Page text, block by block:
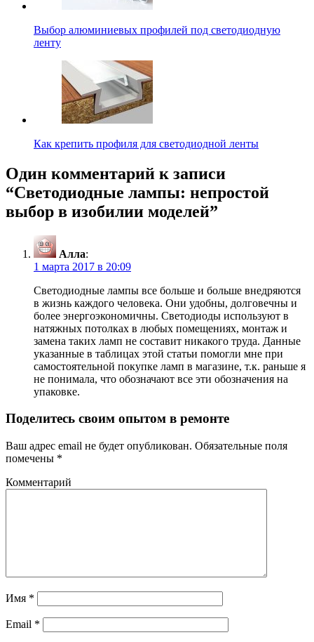
Выбор алюминиевых профилей под светодиодную
ленту
Как крепить профиля для светодиодной ленты
Один комментарий к записи
“Светодиодные лампы: непростой
выбор в изобилии моделей”
Алла:
1 марта 2017 в 20:09
Светодиодные лампы все больше и больше внедряются
в жизнь каждого человека. Они удобны, долговечны и
более энергоэкономичны. Светодиоды используют в
натяжных потолках в любых помещениях, монтаж и
замена таких ламп не составит никакого труда. Данные
указанные в таблицах этой статьи помогли мне при
самостоятельной покупке ламп в магазине, т.к. раньше я
не понимала, что обозначают все эти обозначения на
упаковке.
Поделитесь своим опытом в ремонте
Ваш адрес email не будет опубликован. Обязательные поля
помечены *
Комментарий
Имя *
Email *